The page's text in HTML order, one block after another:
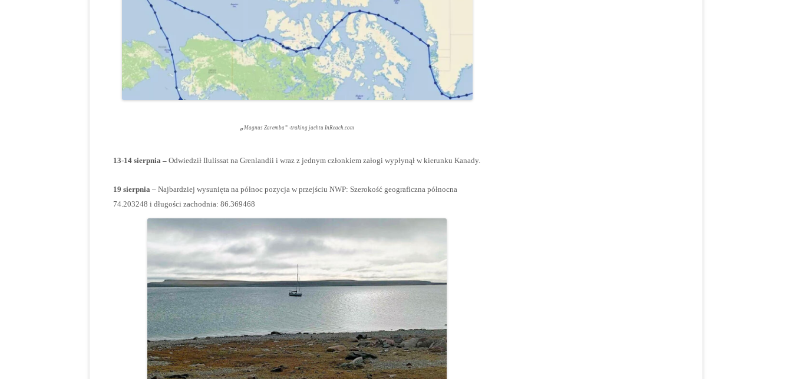
„Magnus Zaremba” -traking jachtu InReach.com
13-14 sierpnia – Odwiedził Ilulissat na Grenlandii i wraz z jednym członkiem załogi wypłynął w kierunku Kanady.
19 sierpnia – Najbardziej wysunięta na północ pozycja w przejściu NWP: Szerokość geograficzna północna
74.203248 i długości zachodnia: 86.369468